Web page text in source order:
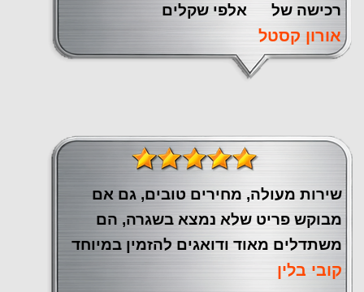
רכישה של אלפי שקלים
אורון קסטל
שירות מעולה, מחירים טובים, גם אם
מבוקש פריט שלא נמצא בשגרה, הם
משתדלים מאוד ודואגים להזמין במיוחד
קובי בלין